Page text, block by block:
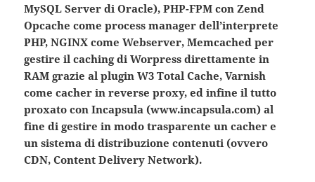
MySQL Server di Oracle), PHP-FPM con Zend
Opcache come process manager dell’interprete
PHP, NGINX come Webserver, Memcached per
gestire il caching di Worpress direttamente in
RAM grazie al plugin W3 Total Cache, Varnish
come cacher in reverse proxy, ed infine il tutto
proxato con Incapsula (www.incapsula.com) al
fine di gestire in modo trasparente un cacher e
un sistema di distribuzione contenuti (ovvero
CDN, Content Delivery Network).